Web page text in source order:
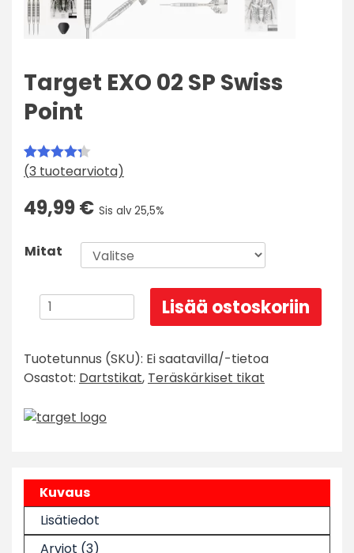
Target EXO 02 SP Swiss
Point
Arvio4.33
perustuen
3
arvotukseen.
(3 tuotearviota)
49,99€ Sis alv 25,5%
Mitat
Target
EXO
SP
Swiss
määrä
Lisää ostoskoriin
Tuotetunnus (SKU): Ei saatavilla/-tietoa
Osastot: Dartstikat, Teräskärkiset tikat
Kuvaus
Lisätiedot
Arviot (3)